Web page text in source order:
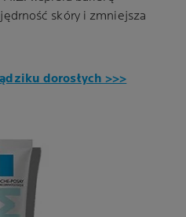
skóry i zmniejsza
dorosłych >>>